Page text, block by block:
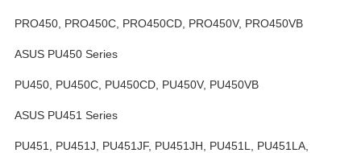
PRO450, PRO450C, PRO450CD, PRO450V, PRO450VB
ASUS PU450 Series
PU450, PU450C, PU450CD, PU450V, PU450VB
ASUS PU451 Series
PU451, PU451J, PU451JF, PU451JH, PU451L, PU451LA,